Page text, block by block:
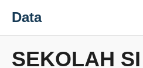
Data
SEKOLAH